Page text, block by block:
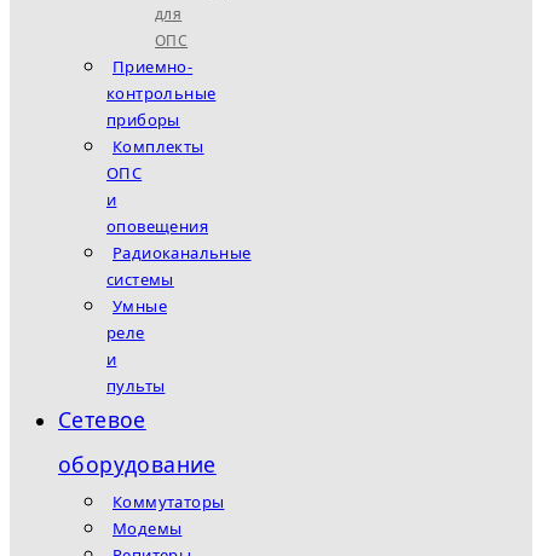
для
ОПС
Приемно-
контрольные
приборы
Комплекты
ОПС
и
оповещения
Радиоканальные
системы
Умные
реле
и
пульты
Сетевое
оборудование
Коммутаторы
Модемы